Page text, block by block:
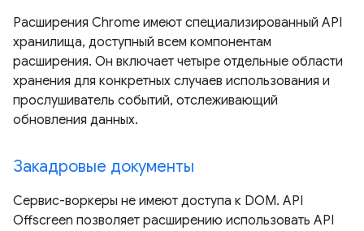
Расширения Chrome имеют специализированный API
хранилища, доступный всем компонентам
расширения. Он включает четыре отдельные области
хранения для конкретных случаев использования и
прослушиватель событий, отслеживающий
обновления данных.
Закадровые документы
Сервис-воркеры не имеют доступа к DOM. API
Offscreen позволяет расширению использовать API